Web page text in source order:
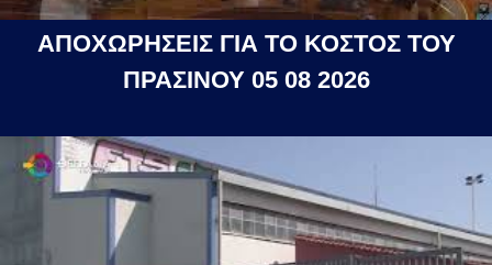
ΑΠΟΧΩΡΗΣΕΙΣ ΓΙΑ ΤΟ ΚΟΣΤΟΣ ΤΟΥ
ΠΡΑΣΙΝΟΥ 05 08 2026